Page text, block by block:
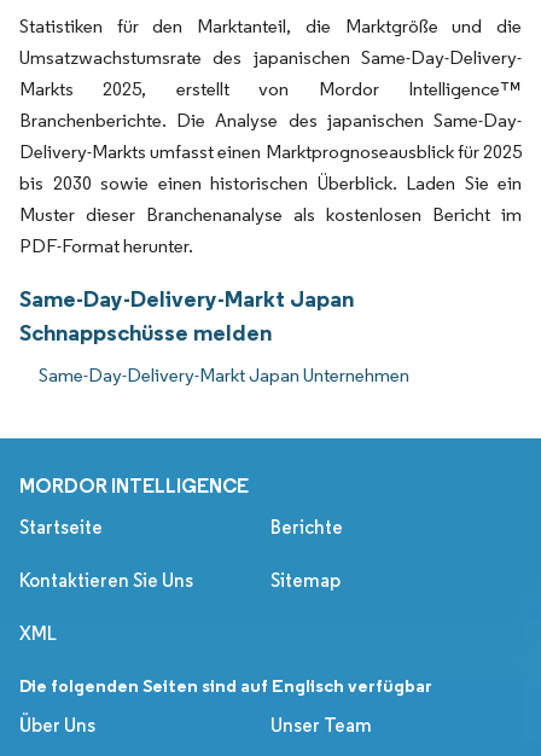
Statistiken für den Marktanteil, die Marktgröße und die
Umsatzwachstumsrate des japanischen Same-Day-Delivery-
Markts 2025, erstellt von Mordor Intelligence™
Branchenberichte. Die Analyse des japanischen Same-Day-
Delivery-Markts umfasst einen Marktprognoseausblick für 2025
bis 2030 sowie einen historischen Überblick. Laden Sie ein
Muster dieser Branchenanalyse als kostenlosen Bericht im
PDF-Format herunter.
Same-Day-Delivery-Markt Japan
Schnappschüsse melden
Same-Day-Delivery-Markt Japan Unternehmen
MORDOR INTELLIGENCE
Startseite Berichte
Kontaktieren Sie Uns Sitemap
XML
Die folgenden Seiten sind auf Englisch verfügbar
Über Uns
Unser Team